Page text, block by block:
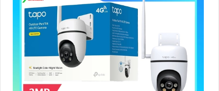
ĐẶT
PHỤ
KIỆN
CAMERA